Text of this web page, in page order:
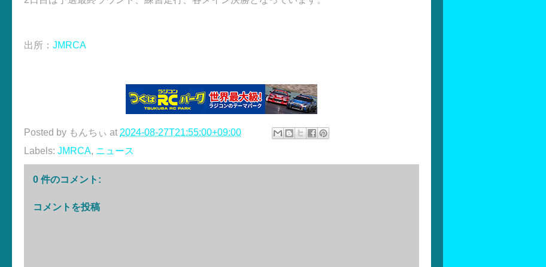
出所： JMRCA
Posted by もんちぃ at 2024-08-27T21:55:00+09:00
Labels: JMRCA, ニュース
0 件のコメント:
コメントを投稿